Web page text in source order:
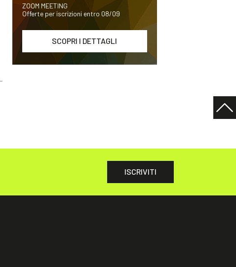
ZOOM MEETING
Offerte per iscrizioni entro 08/09
SCOPRI I DETTAGLI
ISCRIVITI